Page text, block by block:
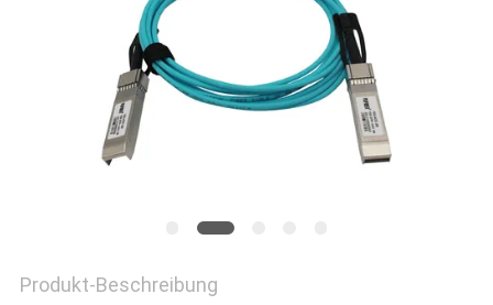
DATENSCHUTZRICHTLINIE
Produkt-Beschreibung